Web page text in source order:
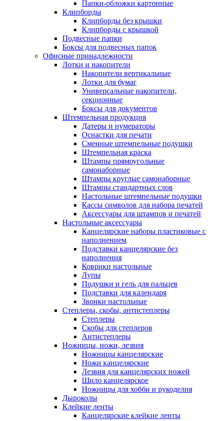
Папки-обложки картонные
Клипборды
Клипборды без крышки
Клипборды с крышкой
Подвесные папки
Боксы для подвесных папок
Офисные принадлежности
Лотки и накопители
Накопители вертикальные
Лотки для бумаг
Универсальные накопители,
секционные
Боксы для документов
Штемпельная продукция
Датеры и нумераторы
Оснастки для печати
Сменные штемпельные подушки
Штемпельная краска
Штампы прямоугольные
самонаборные
Штампы круглые самонаборные
Штампы стандартных слов
Настольные штемпельные подушки
Кассы символов для набора печатей
Аксессуары для штампов и печатей
Настольные аксессуары
Канцелярские наборы пластиковые с
наполнением
Подставки канцелярские без
наполнения
Коврики настольные
Лупы
Подушки и гель для пальцев
Подставки для календаря
Звонки настольные
Степлеры, скобы, антистеплеры
Степлеры
Скобы для степлеров
Антистеплеры
Ножницы, ножи, лезвия
Ножницы канцелярские
Ножи канцелярские
Лезвия для канцелярских ножей
Шило канцелярское
Ножницы для хобби и рукоделия
Дыроколы
Клейкие ленты
Канцелярские клейкие ленты